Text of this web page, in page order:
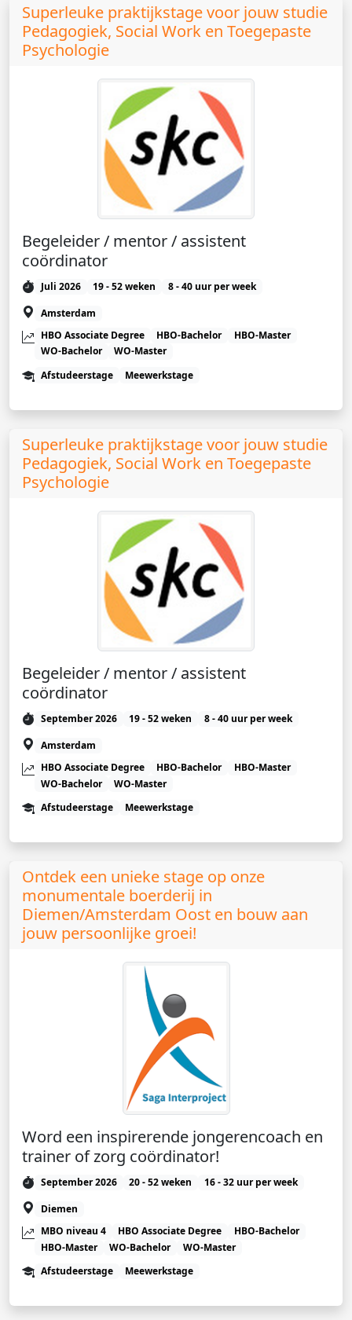
Superleuke praktijkstage voor jouw studie
Pedagogiek, Social Work en Toegepaste
Psychologie
Begeleider / mentor / assistent
coördinator
Juli 2026 19 - 52 weken
8 - 40 uur per week
Amsterdam
HBO Associate Degree
HBO-Bachelor
HBO-Master
WO-Bachelor
WO-Master
Afstudeerstage
Meewerkstage
Superleuke praktijkstage voor jouw studie
Pedagogiek, Social Work en Toegepaste
Psychologie
Begeleider / mentor / assistent
coördinator
September 2026 19 - 52 weken
8 - 40 uur per week
Amsterdam
HBO Associate Degree
HBO-Bachelor
HBO-Master
WO-Bachelor
WO-Master
Afstudeerstage
Meewerkstage
Ontdek een unieke stage op onze
monumentale boerderij in
Diemen/Amsterdam Oost en bouw aan
jouw persoonlijke groei!
Word een inspirerende jongerencoach en
trainer of zorg coördinator!
September 2026 20 - 52 weken
16 - 32 uur per week
Diemen
MBO niveau 4
HBO Associate Degree
HBO-Bachelor
HBO-Master
WO-Bachelor
WO-Master
Afstudeerstage
Meewerkstage